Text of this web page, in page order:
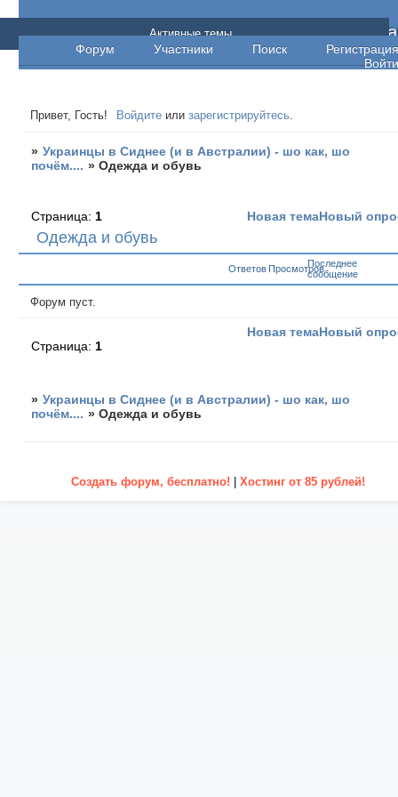
Украинцы в Сиднее (и в Австралии) - шо
шо почём....
Форум Участники Поиск
Регистрация
Войти
Активные темы
Привет, Гость! Войдите илизарегистрируйтесь.
» Украинцы в Сиднее (и в Австралии) - шо как, шо
почём.... »Одежда и обувь
Одежда и обувь
Страница:1 Новая темаНовый
Ответов ПросмотровПоследнее
сообщение
Форум пуст.
Новая темаНовый
Страница: 1
» Украинцы в Сиднее (и в Австралии) - шо как, шо
почём.... »Одежда и обувь
Создать форум, бесплатно! Хостинг от 85 рублей!